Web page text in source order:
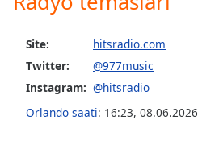
Font
Edge
Style
Site:
hitsradio.com
Twitter:
@977music
Instagram: @hitsradio
Orlando saati: 16:23, 08.06.2026